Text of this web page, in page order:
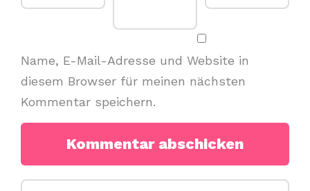
Name, E-Mail-Adresse und Website in
diesem Browser für meinen nächsten
Kommentar speichern.